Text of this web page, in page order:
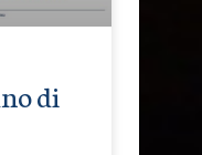
di